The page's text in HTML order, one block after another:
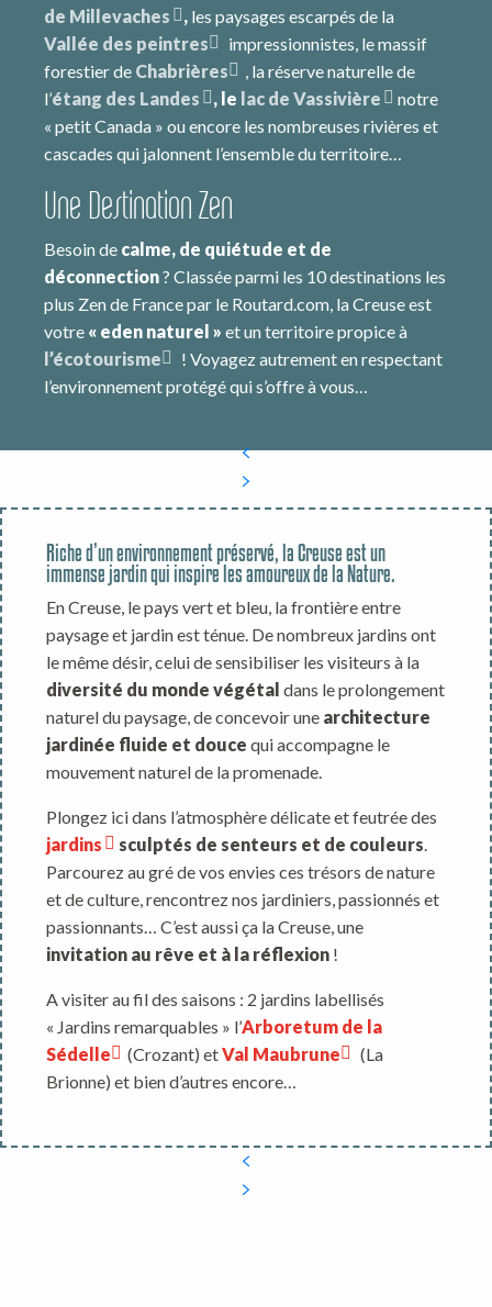
de Millevaches
, les paysages escarpés de la
Vallée des peintres
impressionnistes, le massif
forestier de Chabrières
, la réserve naturelle de
l’étang des Landes , le lac de Vassivière
notre
« petit Canada » ou encore les nombreuses rivières et
cascades qui jalonnent l’ensemble du territoire…
Une Destination Zen
Besoin de calme, de quiétude et de
déconnection? Classée parmi les 10 destinations les
plus Zen de France par le Routard.com, la Creuse est
votre « eden naturel » et un territoire propice à
l’écotourisme
! Voyagez autrement en respectant
l’environnement protégé qui s’offre à vous…
Riche d’un environnement préservé, la Creuse est un
immense jardin qui inspire les amoureux de la Nature.
En Creuse, le pays vert et bleu, la frontière entre
paysage et jardin est ténue. De nombreux jardins ont
le même désir, celui de sensibiliser les visiteurs à la
diversité du monde végétal dans le prolongement
naturel du paysage, de concevoir une architecture
jardinée fluide et douce qui accompagne le
mouvement naturel de la promenade.
Plongez ici dans l’atmosphère délicate et feutrée des
jardins
sculptés de senteurs et de couleurs.
Parcourez au gré de vos envies ces trésors de nature
et de culture, rencontrez nos jardiniers, passionnés et
passionnants… C’est aussi ça la Creuse, une
invitation au rêve et à la réflexion !
A visiter au fil des saisons : 2 jardins labellisés
« Jardins remarquables » l’Arboretum de la
Sédelle
(Crozant) etVal Maubrune
(La
Brionne) et bien d’autres encore…